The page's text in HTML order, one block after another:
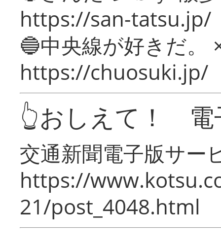
https://san-tatsu.jp/
🔵中央線が好きだ。
https://chuosuki.jp/
👆おしえて！ 電
交通新聞電子版サー
https://
21/post_4048.html